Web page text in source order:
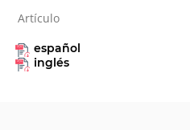
Artículo
español
inglés